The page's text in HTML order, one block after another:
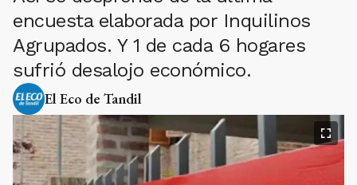
encuesta elaborada por Inquilinos
Agrupados. Y 1 de cada 6 hogares
sufrió desalojo económico.
El Eco de Tandil